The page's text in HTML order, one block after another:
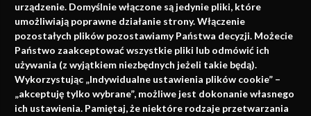
urządzenie. Domyślnie włączone są jedynie pliki, które
umożliwiają poprawne działanie strony. Włączenie
pozostałych plików pozostawiamy Państwa decyzji. Możecie
Państwo zaakceptować wszystkie pliki lub odmówić ich
używania (z wyjątkiem niezbędnych jeżeli takie będą).
Wykorzystując „Indywidualne ustawienia plików cookie” –
„akceptuję tylko wybrane”, możliwe jest dokonanie własnego
ich ustawienia. Pamiętaj, że niektóre rodzaje przetwarzania
Napisz do nas